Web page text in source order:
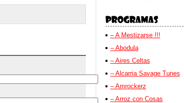
– A Mestizarse !!!
– Abodula
– Aires Celtas
– Alcarria Savage Tunes
– Amrockerz
– Arroz con Cosas